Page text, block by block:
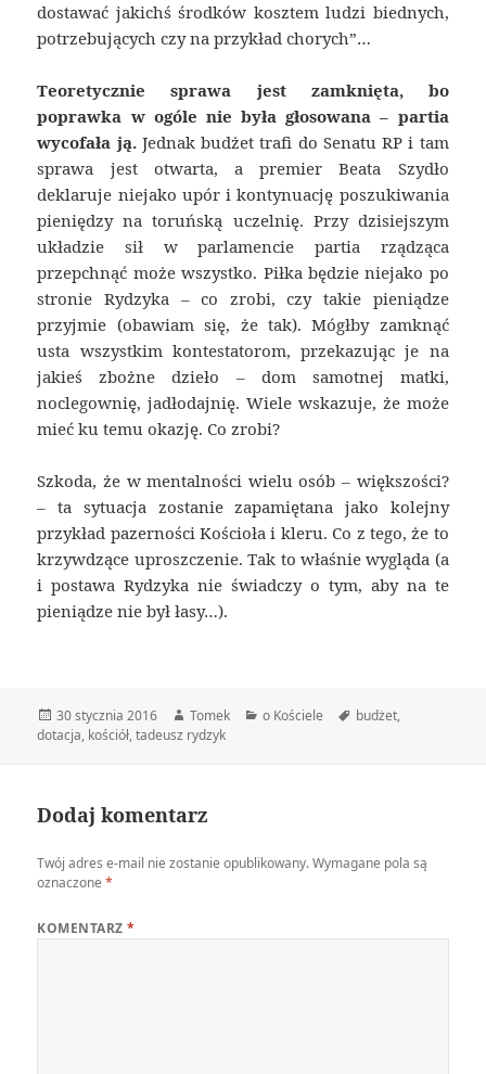
dostawać jakichś środków kosztem ludzi biednych,
potrzebujących czy na przykład chorych”…
Teoretycznie sprawa jest zamknięta, bo
poprawka w ogóle nie była głosowana – partia
wycofała ją. Jednak budżet trafi do Senatu RP i tam
sprawa jest otwarta, a premier Beata Szydło
deklaruje niejako upór i kontynuację poszukiwania
pieniędzy na toruńską uczelnię. Przy dzisiejszym
układzie sił w parlamencie partia rządząca
przepchnąć może wszystko. Piłka będzie niejako po
stronie Rydzyka – co zrobi, czy takie pieniądze
przyjmie (obawiam się, że tak). Mógłby zamknąć
usta wszystkim kontestatorom, przekazując je na
jakieś zbożne dzieło – dom samotnej matki,
noclegownię, jadłodajnię. Wiele wskazuje, że może
mieć ku temu okazję. Co zrobi?
Szkoda, że w mentalności wielu osób – większości?
– ta sytuacja zostanie zapamiętana jako kolejny
przykład pazerności Kościoła i kleru. Co z tego, że to
krzywdzące uproszczenie. Tak to właśnie wygląda (a
i postawa Rydzyka nie świadczy o tym, aby na te
pieniądze nie był łasy…).
Data
publikacji
30 stycznia 2016 Autor
Tomek Kategorie
o Kościele Tagi
budżet,
dotacja, kościół,tadeusz rydzyk
Dodaj komentarz
Twój adres e-mail nie zostanie opublikowany. Wymagane pola są
oznaczone*
KOMENTARZ*